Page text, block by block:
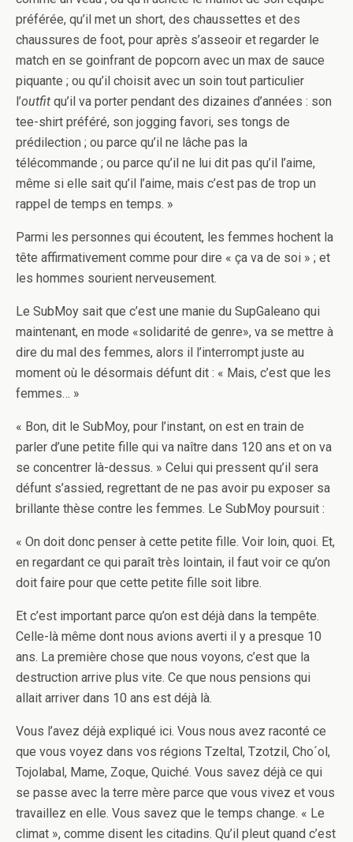
préférée, qu’il met un short, des chaussettes et des
chaussures de foot, pour après s’asseoir et regarder le
match en se goinfrant de popcorn avec un max de sauce
piquante ; ou qu’il choisit avec un soin tout particulier
l’outfit qu’il va porter pendant des dizaines d’années : son
tee-shirt préféré, son jogging favori, ses tongs de
prédilection ; ou parce qu’il ne lâche pas la
télécommande ; ou parce qu’il ne lui dit pas qu’il l’aime,
même si elle sait qu’il l’aime, mais c’est pas de trop un
rappel de temps en temps. »
Parmi les personnes qui écoutent, les femmes hochent la
tête affirmativement comme pour dire « ça va de soi » ; et
les hommes sourient nerveusement.
Le SubMoy sait que c’est une manie du SupGaleano qui
maintenant, en mode «solidarité de genre», va se mettre à
dire du mal des femmes, alors il l’interrompt juste au
moment où le désormais défunt dit : « Mais, c’est que les
femmes… »
« Bon, dit le SubMoy, pour l’instant, on est en train de
parler d’une petite fille qui va naître dans 120 ans et on va
se concentrer là-dessus. » Celui qui pressent qu’il sera
défunt s’assied, regrettant de ne pas avoir pu exposer sa
brillante thèse contre les femmes. Le SubMoy poursuit :
« On doit donc penser à cette petite fille. Voir loin, quoi. Et,
en regardant ce qui paraît très lointain, il faut voir ce qu’on
doit faire pour que cette petite fille soit libre.
Et c’est important parce qu’on est déjà dans la tempête.
Celle-là même dont nous avions averti il y a presque 10
ans. La première chose que nous voyons, c’est que la
destruction arrive plus vite. Ce que nous pensions qui
allait arriver dans 10 ans est déjà là.
Vous l’avez déjà expliqué ici. Vous nous avez raconté ce
que vous voyez dans vos régions Tzeltal, Tzotzil, Cho´ol,
Tojolabal, Mame, Zoque, Quiché. Vous savez déjà ce qui
se passe avec la terre mère parce que vous vivez et vous
travaillez en elle. Vous savez que le temps change. « Le
climat », comme disent les citadins. Qu’il pleut quand c’est